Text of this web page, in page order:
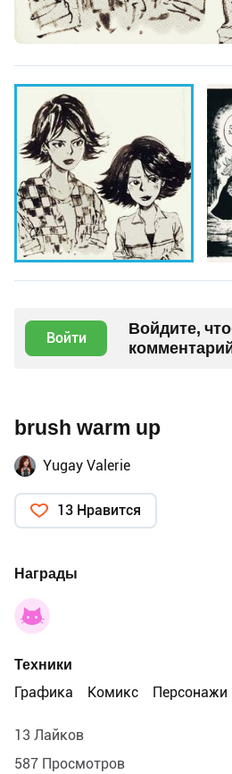
Войти
Войдите,
brush warm up
Yugay Valerie
13 Нравится
Награды
Техники
Графика
Комикс Персонажи
13 Лайков
587 Просмотров